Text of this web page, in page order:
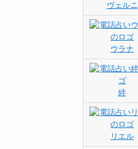
ヴェルニ
ウラナ
絆
リエル